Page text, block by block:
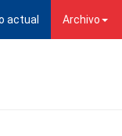
actual (current)
Archivo